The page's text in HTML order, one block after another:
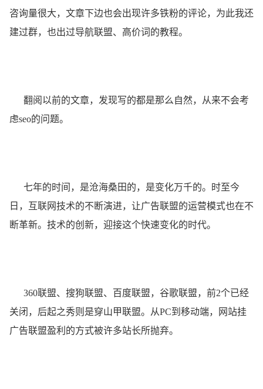
咨询量很大，文章下边也会出现许多铁粉的评论，为此我还
建过群，也出过导航联盟、高价词的教程。
翻阅以前的文章，发现写的都是那么自然，从来不会考
虑seo的问题。
七年的时间，是沧海桑田的，是变化万千的。时至今
日，互联网技术的不断演进，让广告联盟的运营模式也在不
断革新。技术的创新，迎接这个快速变化的时代。
360联盟、搜狗联盟、百度联盟，谷歌联盟，前2个已经
关闭，后起之秀则是穿山甲联盟。从PC到移动端，网站挂
广告联盟盈利的方式被许多站长所抛弃。